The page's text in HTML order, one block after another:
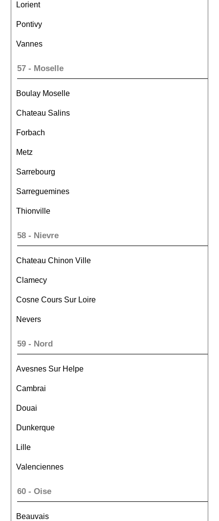
Lorient
Pontivy
Vannes
57 - Moselle
Boulay Moselle
Chateau Salins
Forbach
Metz
Sarrebourg
Sarreguemines
Thionville
58 - Nievre
Chateau Chinon Ville
Clamecy
Cosne Cours Sur Loire
Nevers
59 - Nord
Avesnes Sur Helpe
Cambrai
Douai
Dunkerque
Lille
Valenciennes
60 - Oise
Beauvais